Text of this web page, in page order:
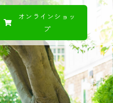
オンラインショッ
プ